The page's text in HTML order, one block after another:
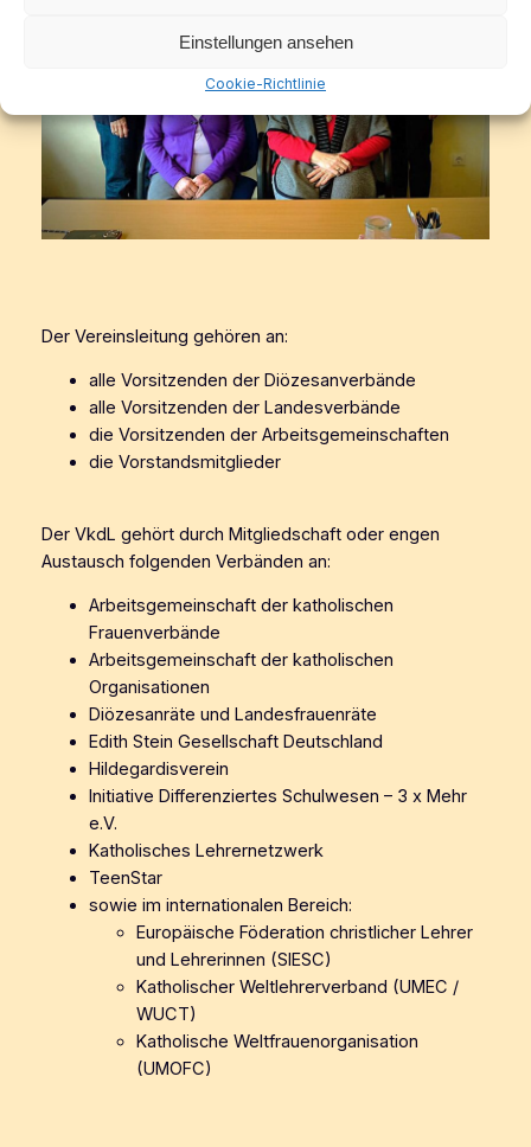
Einstellungen ansehen
Cookie-Richtlinie
Der Vereinsleitung gehören an:
alle Vorsitzenden der Diözesanverbände
alle Vorsitzenden der Landesverbände
die Vorsitzenden der Arbeitsgemeinschaften
die Vorstandsmitglieder
Der VkdL gehört durch Mitgliedschaft oder engen
Austausch folgenden Verbänden an:
Arbeitsgemeinschaft der katholischen
Frauenverbände
Arbeitsgemeinschaft der katholischen
Organisationen
Diözesanräte und Landesfrauenräte
Edith Stein Gesellschaft Deutschland
Hildegardisverein
Initiative Differenziertes Schulwesen – 3 x Mehr
e.V.
Katholisches Lehrernetzwerk
TeenStar
sowie im internationalen Bereich:
Europäische Föderation christlicher Lehrer
und Lehrerinnen (SIESC)
Katholischer Weltlehrerverband (UMEC /
WUCT)
Katholische Weltfrauenorganisation
(UMOFC)